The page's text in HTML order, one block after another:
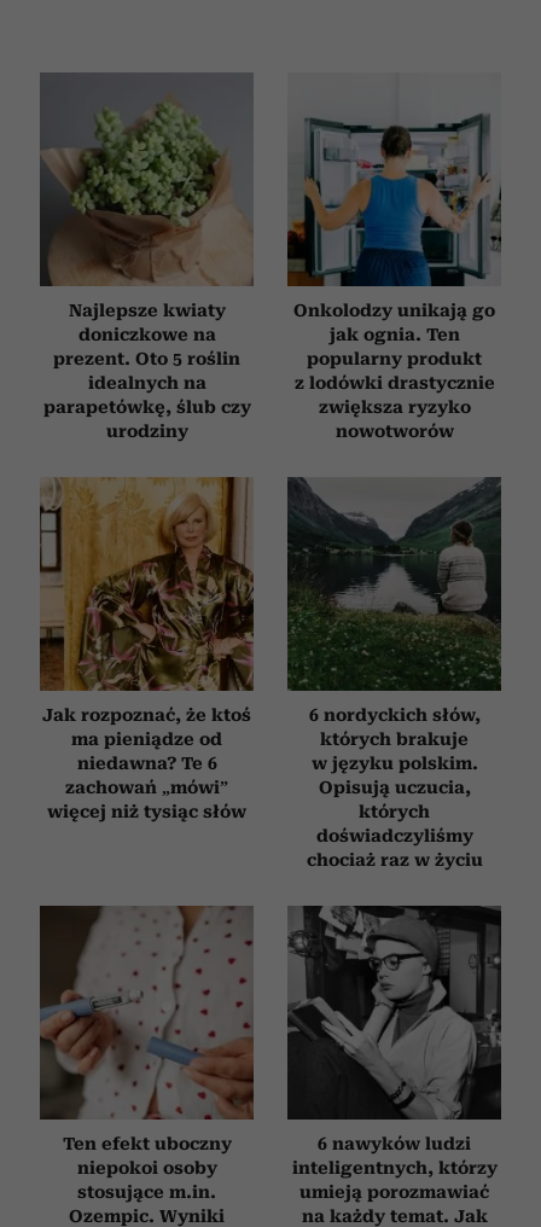
Najlepsze kwiaty
doniczkowe na
prezent. Oto 5 roślin
idealnych na
parapetówkę, ślub czy
urodziny
Onkolodzy unikają go
jak ognia. Ten
popularny produkt
z lodówki drastycznie
zwiększa ryzyko
nowotworów
Jak rozpoznać, że ktoś
ma pieniądze od
niedawna? Te 6
zachowań „mówi”
więcej niż tysiąc słów
6 nordyckich słów,
których brakuje
w języku polskim.
Opisują uczucia,
których
doświadczyliśmy
chociaż raz w życiu
Ten efekt uboczny
niepokoi osoby
stosujące m.in.
Ozempic. Wyniki
6 nawyków ludzi
inteligentnych, którzy
umieją porozmawiać
na każdy temat. Jak